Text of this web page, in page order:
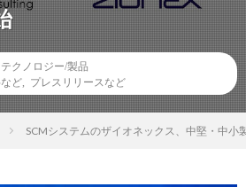
テクノロジー/製品
ど プレスリリースなど
SCMシステムのザイオネックス、中堅・中